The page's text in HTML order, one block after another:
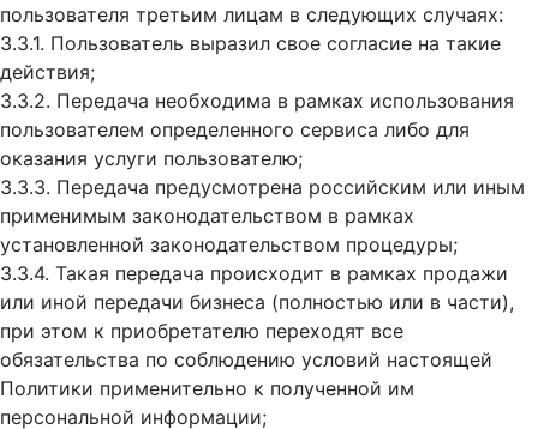
пользователя третьим лицам в следующих случаях:
3.3.1. Пользователь выразил свое согласие на такие
действия;
3.3.2. Передача необходима в рамках использования
пользователем определенного сервиса либо для
оказания услуги пользователю;
3.3.3. Передача предусмотрена российским или иным
применимым законодательством в рамках
установленной законодательством процедуры;
3.3.4. Такая передача происходит в рамках продажи
или иной передачи бизнеса (полностью или в части),
при этом к приобретателю переходят все
обязательства по соблюдению условий настоящей
Политики применительно к полученной им
персональной информации;